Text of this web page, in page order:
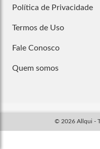
Política de Privacidade
Termos de Uso
Fale Conosco
Quem somos
© 2026 Allqui -